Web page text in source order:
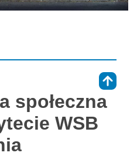
społeczna
WSB